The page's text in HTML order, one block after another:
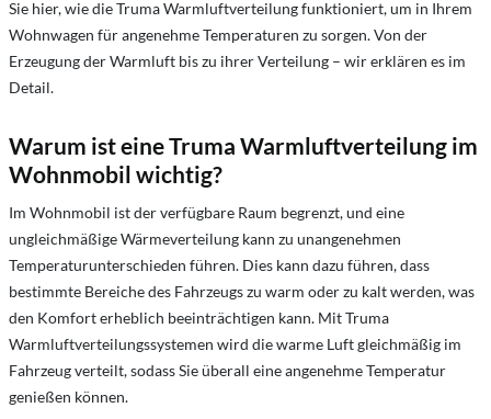
Sie hier, wie die Truma Warmluftverteilung funktioniert, um in Ihrem
Wohnwagen für angenehme Temperaturen zu sorgen. Von der
Erzeugung der Warmluft bis zu ihrer Verteilung – wir erklären es im
Detail.
Warum ist eine Truma Warmluftverteilung im
Wohnmobil wichtig?
Im Wohnmobil ist der verfügbare Raum begrenzt, und eine
ungleichmäßige Wärmeverteilung kann zu unangenehmen
Temperaturunterschieden führen. Dies kann dazu führen, dass
bestimmte Bereiche des Fahrzeugs zu warm oder zu kalt werden, was
den Komfort erheblich beeinträchtigen kann. Mit Truma
Warmluftverteilungssystemen wird die warme Luft gleichmäßig im
Fahrzeug verteilt, sodass Sie überall eine angenehme Temperatur
genießen können.